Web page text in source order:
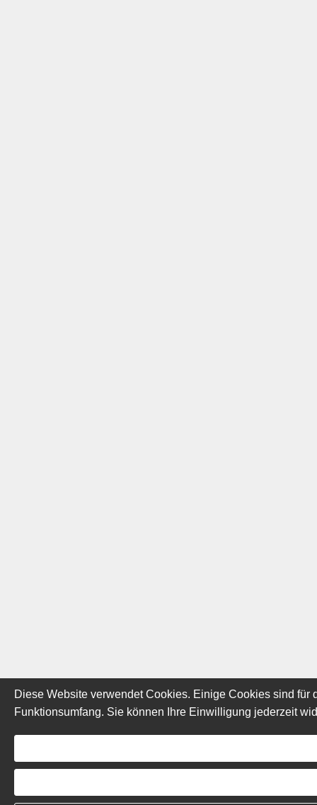
Diese Website verwendet Cookies. Einige Cookies sind
Funktionsumfang. Sie können Ihre Einwilligung jederzeit